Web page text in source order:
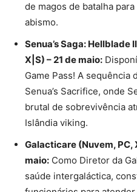
de magos de batalha
abismo.
Senua’s Saga: Hellblade
X|S) – 21 de maio:
Game Pass! A sequência
Senua’s Sacrifice, onde
brutal de sobrevivência
Islândia viking.
Galacticare (Nuvem, PC,
maio: Como Diretor da
saúde intergaláctica,